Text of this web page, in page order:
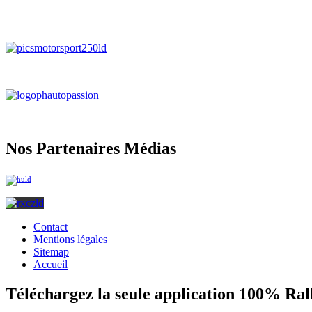
Nos Partenaires Médias
Contact
Mentions légales
Sitemap
Accueil
Téléchargez la seule application 100%